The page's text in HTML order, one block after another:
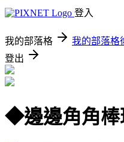
登入
我的部落格 我的部落格
登出
◆邊邊角角